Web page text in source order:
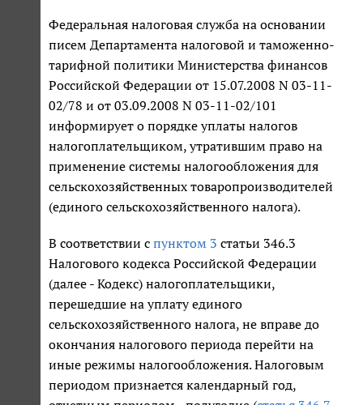
Федеральная налоговая служба на основании
писем Департамента налоговой и таможенно-
тарифной политики Министерства финансов
Российской Федерации от 15.07.2008 N 03-11-
02/78 и от 03.09.2008 N 03-11-02/101
информирует о порядке уплаты налогов
налогоплательщиком, утратившим право на
применение системы налогообложения для
сельскохозяйственных товаропроизводителей
(единого сельскохозяйственного налога).
В соответствии с пунктом 3 статьи 346.3
Налогового кодекса Российской Федерации
(далее - Кодекс) налогоплательщики,
перешедшие на уплату единого
сельскохозяйственного налога, не вправе до
окончания налогового периода перейти на
иные режимы налогообложения. Налоговым
периодом признается календарный год,